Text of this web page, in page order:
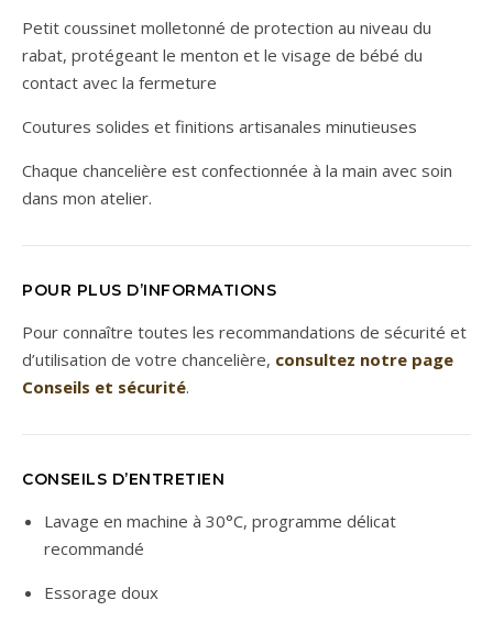
Petit coussinet molletonné de protection au niveau du
rabat, protégeant le menton et le visage de bébé du
contact avec la fermeture
Coutures solides et finitions artisanales minutieuses
Chaque chancelière est confectionnée à la main avec soin
dans mon atelier.
POUR PLUS D’INFORMATIONS
Pour connaître toutes les recommandations de sécurité et
d’utilisation de votre chancelière, consultez notre page
Conseils et sécurité.
CONSEILS D’ENTRETIEN
Lavage en machine à 30°C, programme délicat
recommandé
Essorage doux